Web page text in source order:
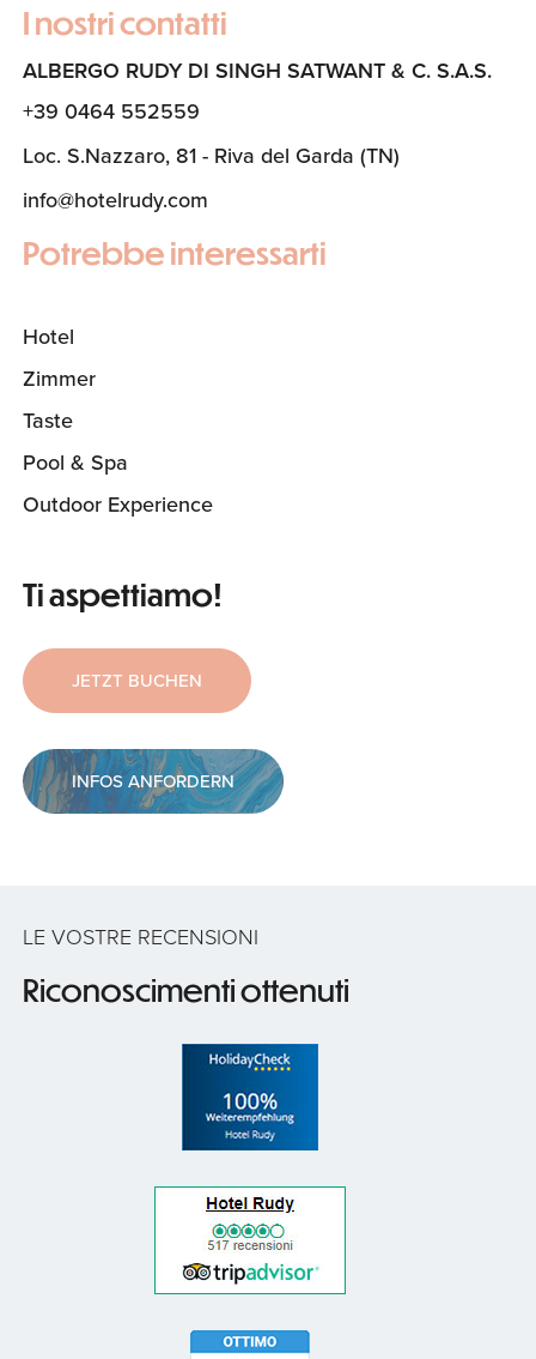
I nostri contatti
ALBERGO RUDY DI SINGH SATWANT & C. S.A.S.
+39 0464 552559
Loc. S.Nazzaro, 81 - Riva del Garda (TN)
info@hotelrudy.com
Potrebbe interessarti
Hotel
Zimmer(Aktuelle Seite)
Taste
Pool & Spa
Outdoor Experience
Ti aspettiamo!
JETZT BUCHEN
INFOS ANFORDERN
LE VOSTRE RECENSIONI
Riconoscimenti ottenuti